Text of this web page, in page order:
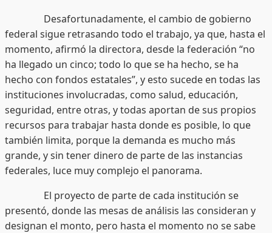
Desafortunadamente, el cambio de gobierno
federal sigue retrasando todo el trabajo, ya que, hasta el
momento, afirmó la directora, desde la federación “no
ha llegado un cinco; todo lo que se ha hecho, se ha
hecho con fondos estatales”, y esto sucede en todas las
instituciones involucradas, como salud, educación,
seguridad, entre otras, y todas aportan de sus propios
recursos para trabajar hasta donde es posible, lo que
también limita, porque la demanda es mucho más
grande, y sin tener dinero de parte de las instancias
federales, luce muy complejo el panorama.
El proyecto de parte de cada institución se
presentó, donde las mesas de análisis las consideran y
designan el monto, pero hasta el momento no se sabe